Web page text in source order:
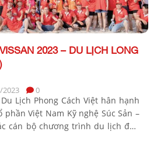
2023 – DU LỊCH LONG
0
Lịch Phong Cách Việt hân hạnh
phần Việt Nam Kỹ nghệ Súc Sản –
cán bộ chương trình du lịch đến